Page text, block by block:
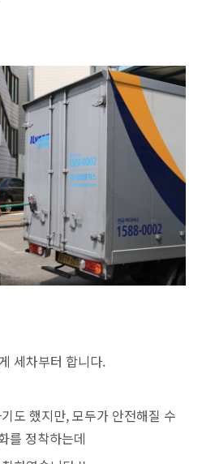
세차부터 합니다.
도 했지만, 모두가 안전해질 수
를 정착하는데